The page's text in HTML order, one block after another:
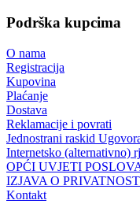
Podrška kupcima
O nama
Registracija
Kupovina
Plaćanje
Dostava
Reklamacije i povrati
Jednostrani raskid
Internetsko (alternativno)
OPĆI UVJETI
IZJAVA O
Kontakt